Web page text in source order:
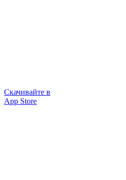
Скачивайте в
App Store